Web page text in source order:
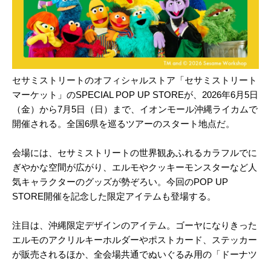
セサミストリートのオフィシャルストア「セサミストリート
マーケット」のSPECIAL POP UP STOREが、2026年6月5日
（金）から7月5日（日）まで、イオンモール沖縄ライカムで
開催される。全国6県を巡るツアーのスタート地点だ。
会場には、セサミストリートの世界観あふれるカラフルでに
ぎやかな空間が広がり、エルモやクッキーモンスターなど人
気キャラクターのグッズが勢ぞろい。今回のPOP UP
STORE開催を記念した限定アイテムも登場する。
注目は、沖縄限定デザインのアイテム。ゴーヤになりきった
エルモのアクリルキーホルダーやポストカード、ステッカー
が販売されるほか、全会場共通でぬいぐるみ用の「ドーナツ